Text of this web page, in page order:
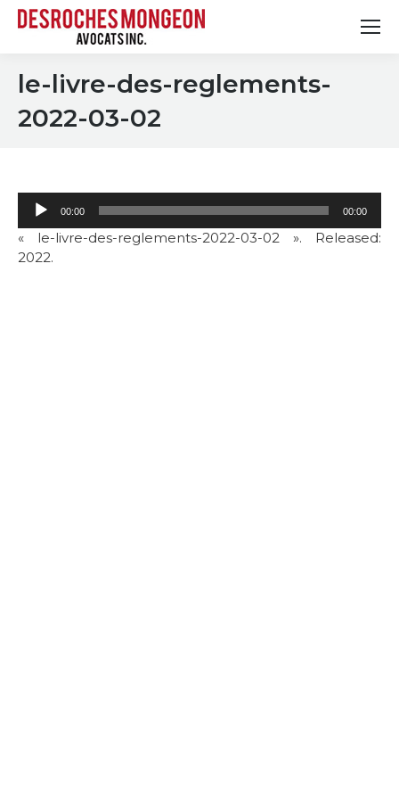
le-livre-des-reglements-
2022-03-02
audio
00:00 00:00
« le-livre-des-reglements-2022-03-02 ». Released:
2022.